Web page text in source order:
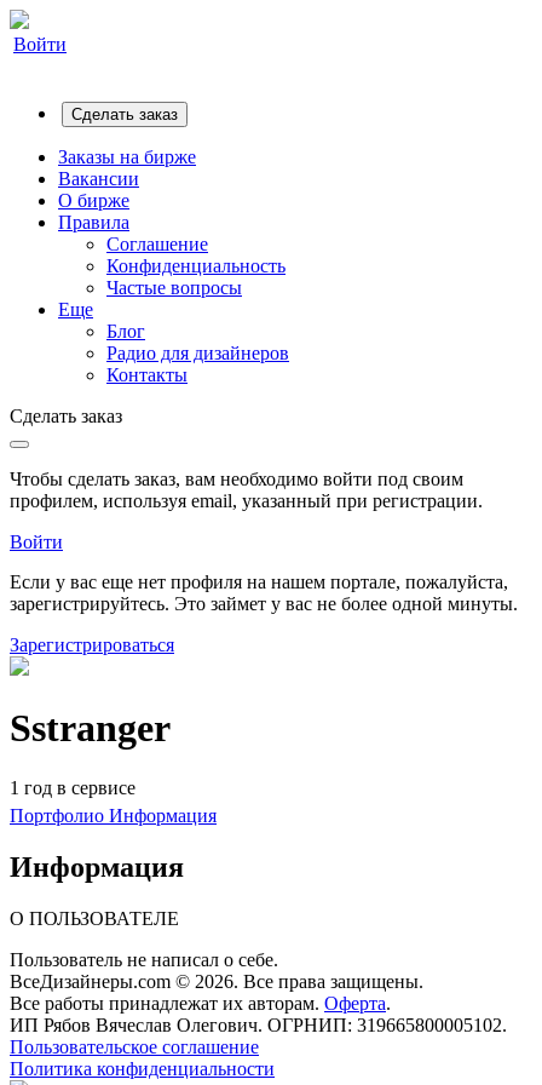
Войти
Сделать заказ
Заказы на бирже
Вакансии
О бирже
Правила
Соглашение
Конфиденциальность
Частые вопросы
Еще
Блог
Радио для дизайнеров
Контакты
Сделать заказ
Чтобы сделать заказ, вам необходимо войти под своим
профилем, используя email, указанный при регистрации.
Войти
Если у вас еще нет профиля на нашем портале, пожалуйста,
зарегистрируйтесь. Это займет у вас не более одной минуты.
Зарегистрироваться
Sstranger
1 год в сервисе
Портфолио Информация
Информация
О ПОЛЬЗОВАТЕЛЕ
Пользователь не написал о себе.
ВсеДизайнеры.com © 2026. Все права защищены.
Все работы принадлежат их авторам. Оферта.
ИП Рябов Вячеслав Олегович. ОГРНИП: 319665800005102.
Пользовательское соглашение
Политика конфиденциальности